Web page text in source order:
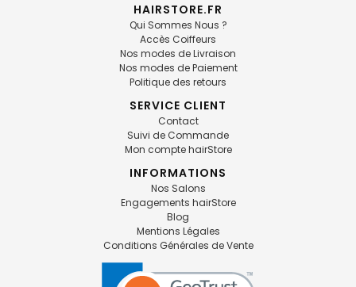
HAIRSTORE.FR
Qui Sommes Nous ?
Accès Coiffeurs
Nos modes de Livraison
Nos modes de Paiement
Politique des retours
SERVICE CLIENT
Contact
Suivi de Commande
Mon compte hairStore
INFORMATIONS
Nos Salons
Engagements hairStore
Blog
Mentions Légales
Conditions Générales de Vente